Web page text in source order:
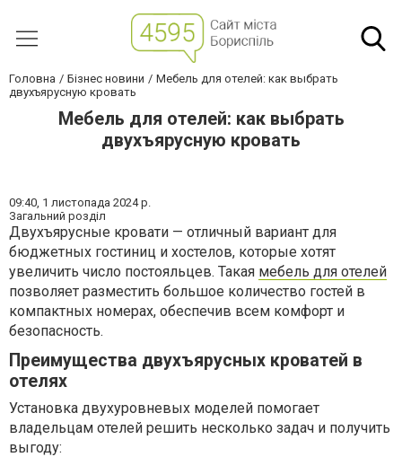
Головна Бізнес новини
Мебель для отелей: как выбрать
двухъярусную кровать
Мебель для отелей: как выбрать
двухъярусную кровать
09:40, 1 листопада 2024 р.
Загальний розділ
Двухъярусные кровати — отличный вариант для
бюджетных гостиниц и хостелов, которые хотят
увеличить число постояльцев. Такая мебель для отелей
позволяет разместить большое количество гостей в
компактных номерах, обеспечив всем комфорт и
безопасность.
Преимущества двухъярусных кроватей в
отелях
Установка двухуровневых моделей помогает
владельцам отелей решить несколько задач и получить
выгоду: